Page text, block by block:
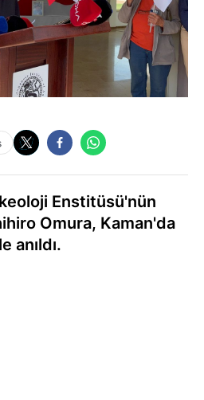
Enstitüsü'nün
Omura, Kaman'da
anıldı.